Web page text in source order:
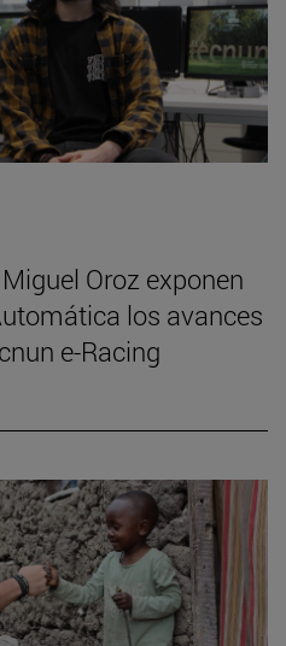
Oroz exponen
los avances
e-Racing